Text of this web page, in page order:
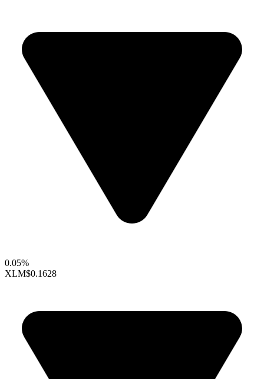
0.05%
XLM$0.1628